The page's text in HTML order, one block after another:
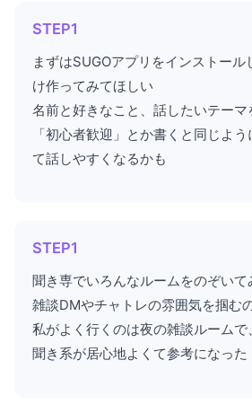
STEP1
まずはSUGOアプリをインストー
け作ってみてほしい
名前と好きなこと、話したいテーマ
「初心者歓迎」とか書くと同じよ
て話しやすくなるかも
STEP1
聞き専でいろんなルームをのぞいて
雑談DMやチャトレの雰囲気を掴む
私がよく行くのは夜の雑談ルーム
聞き系が居心地よくて参考になった